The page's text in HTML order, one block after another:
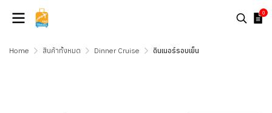
0
Home สินค้าทั้งหมด Dinner Cruise ดินเนอร์รอบเย็น